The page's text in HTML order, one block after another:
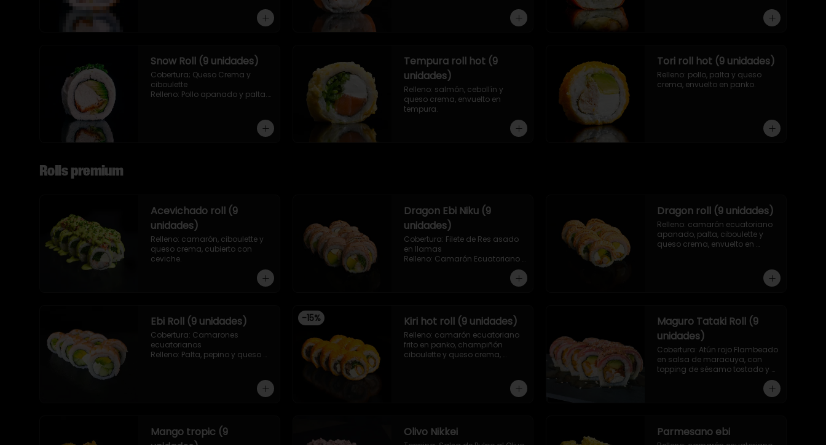
Snow Roll (9 unidades)
Cobertura; Queso Crema y
ciboulette
Relleno: Pollo apanado y palta.
Tempura roll hot (9
unidades)
Relleno: salmón, cebollín y
queso crema, envuelto en
tempura.
Tori roll hot (9 unidades)
Relleno: pollo, palta y queso
crema, envuelto en panko.
Rolls premium
Acevichado roll (9
unidades)
Relleno: camarón, ciboulette y
queso crema, cubierto con
ceviche.
Dragon Ebi Niku (9
unidades)
Cobertura: Filete de Res asado
en llamas
Relleno: Camarón Ecuatoriano
Dragon roll (9 unidades)
Relleno: camarón ecuatoriano
apanado, palta, ciboulette y
queso crema, envuelto en
Ebi Roll (9 unidades)
Cobertura: Camarones
ecuatorianos
Relleno: Palta, pepino y queso
-15% Kiri hot roll (9 unidades)
Relleno: camarón ecuatoriano
frito en panko, champiñón
ciboulette y queso crema,
Maguro Tataki Roll (9
unidades)
Cobertura: Atún rojo Flambeado
en salsa de maracuya, con
topping de sésamo tostado y
relleno: Camarón ecuatoriano
Mango tropic (9
Olivo Nikkei Parmesano ebi